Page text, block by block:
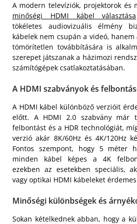
A modern televíziók, projektorok és
minőségi HDMI kábel választása
tökéletes audiovizuális élmény
kábelek nem csupán a videó,
tömörítetlen továbbítására is
szerepet játszanak a házimozi
számítógépek csatlakoztatásában.
A HDMI szabványok és
A HDMI kábel különböző verzióit
előtt. A HDMI 2.0 szabvány már
felbontást és a HDR technológiát,
verzió akár 8K/60Hz és 4K/120Hz
Fontos szempont, hogy 5 méter
minden kábel képes a 4K
ezekben az esetekben speciális,
vagy optikai HDMI kábeleket
Minőségi különbségek és
Sokan kételkednek abban, hogy a